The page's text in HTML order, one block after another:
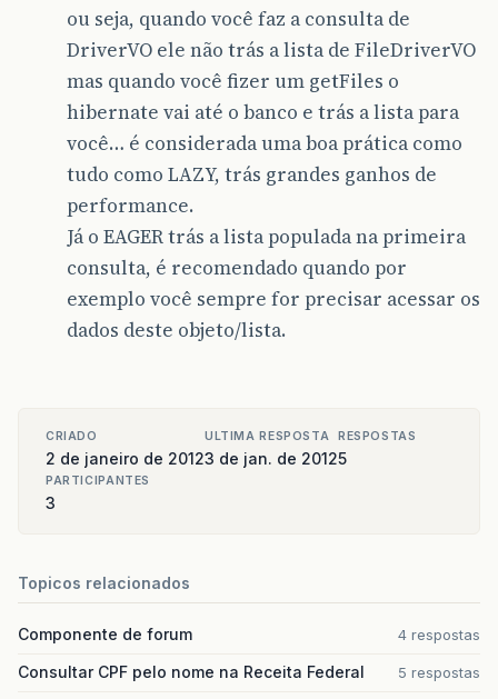
ou seja, quando você faz a consulta de
DriverVO ele não trás a lista de FileDriverVO
mas quando você fizer um getFiles o
hibernate vai até o banco e trás a lista para
você… é considerada uma boa prática como
tudo como LAZY, trás grandes ganhos de
performance.
Já o EAGER trás a lista populada na primeira
consulta, é recomendado quando por
exemplo você sempre for precisar acessar os
dados deste objeto/lista.
CRIADO
2 de janeiro de 2012
ULTIMA RESPOSTA
3 de jan. de 2012
RESPOSTAS
5
PARTICIPANTES
3
Topicos relacionados
Componente de forum 4 respostas
Consultar CPF pelo nome na Receita Federal 5 respostas